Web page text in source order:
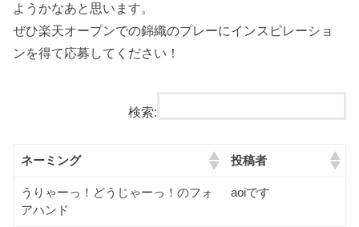
ようかなあと思います。
ぜひ楽天オープンでの錦織のプレーにインスピレーショ
ンを得て応募してください！
検索:
ネーミング 投稿者
うりゃーっ！どうじゃーっ！のフォ
アハンド
aoiです